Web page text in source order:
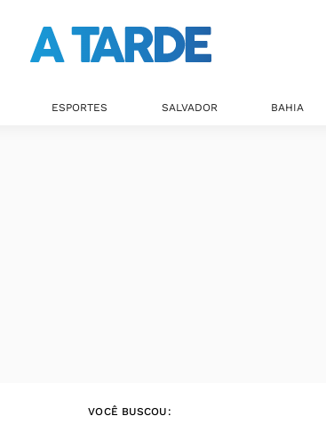
ESPORTES SALVADOR BAHIA
VOCÊ BUSCOU: